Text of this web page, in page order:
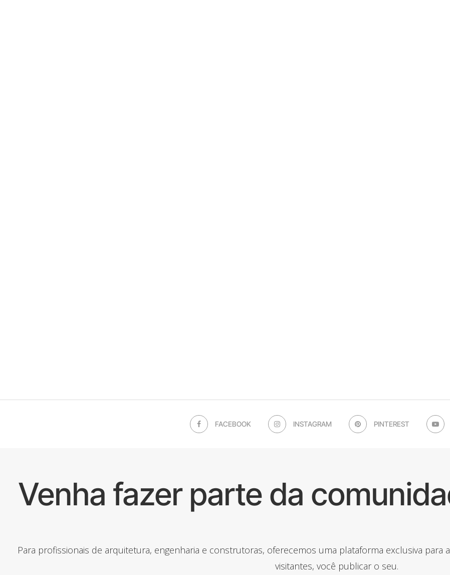
FACEBOOK INSTAGRAM PINTEREST
Venha fazer parte da
Para profissionais de arquitetura, engenharia e construtoras, oferecemos uma plataforma exclusiva para
visitantes, você publicar o seu.